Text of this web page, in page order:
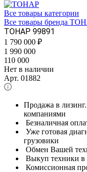
Все товары категории
Все товары бренда
ТОНАР 99891
1 790 000 ₽
1 990 000
110 000
Нет в наличии
Арт. 01882
Продажа в
компаниями
Безналичная
Уже готовая
грузовики
Обмен Вашей
Выкуп техники в
Комиссионная